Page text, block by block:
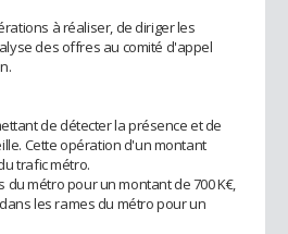
à réaliser, de diriger les
des offres au comité d'appel
de détecter la présence et de
Cette opération d'un montant
trafic métro.
métro pour un montant de 700 K€,
les rames du métro pour un